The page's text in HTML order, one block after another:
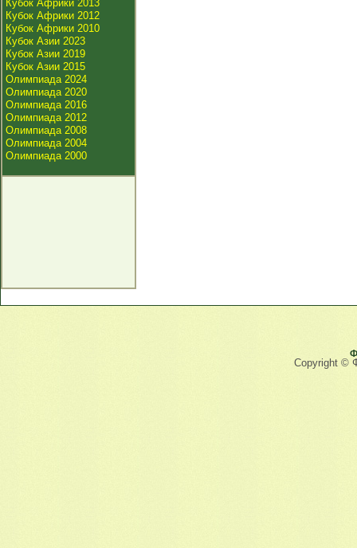
Кубок Африки 2013
Кубок Африки 2012
Кубок Африки 2010
Кубок Азии 2023
Кубок Азии 2019
Кубок Азии 2015
Олимпиада 2024
Олимпиада 2020
Олимпиада 2016
Олимпиада 2012
Олимпиада 2008
Олимпиада 2004
Олимпиада 2000
Copyright ©